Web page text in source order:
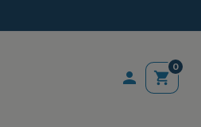
 shopping_cart
0